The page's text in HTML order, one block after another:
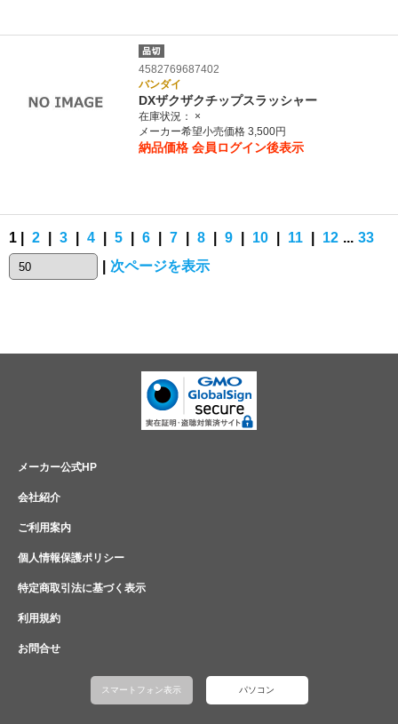
4582769687402
バンダイ
DXザクザクチップスラッシャー
在庫状況：
×
メーカー希望小売価格 3,500円
納品価格 会員ログイン後表示
1 | 2 3 4 5 6 7 8 9 10 11 12 ... 33
次ページを表示
メーカー公式HP
会社紹介
ご利用案内
個人情報保護ポリシー
特定商取引法に基づく表示
利用規約
お問合せ
スマートフォン表示 パソコン